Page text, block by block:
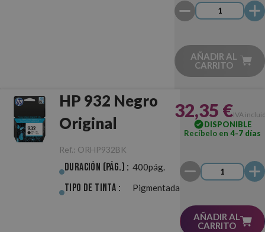
AÑADIR AL
CARRITO
HP 932 Negro
Original
Ref.: ORHP932BK
Duración (pág.) : 400pág.
Tipo de Tinta : Pigmentada
32,35 €IVA
DISPONIBLE
Recíbelo en 4-7 días
AÑADIR AL
CARRITO